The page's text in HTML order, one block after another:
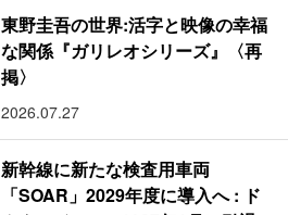
東野圭吾の世界:活字と映像の幸福
な関係『ガリレオシリーズ』〈再
掲〉
2026.07.27
新幹線に新たな検査用車両
「SOAR」2029年度に導入へ : ド